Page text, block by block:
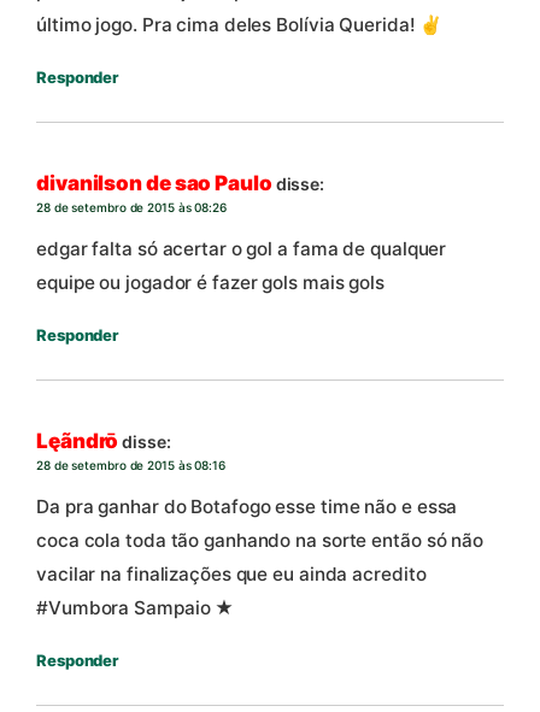
último jogo. Pra cima deles Bolívia Querida! ✌️
Responder
divanilson de sao Paulo disse:
28 de setembro de 2015 às 08:26
edgar falta só acertar o gol a fama de qualquer
equipe ou jogador é fazer gols mais gols
Responder
Lęãndrō disse:
28 de setembro de 2015 às 08:16
Da pra ganhar do Botafogo esse time não e essa
coca cola toda tão ganhando na sorte então só não
vacilar na finalizações que eu ainda acredito
#Vumbora Sampaio ★
Responder